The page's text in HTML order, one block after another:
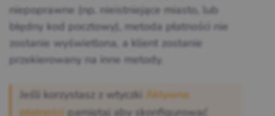
niepoprawne (np. nieistniejące miasto, lub
błędny kod pocztowy), metoda płatności nie
zostanie wyświetlona, a klient zostanie
przekierowany na inne metody.
Jeśli korzystasz z wtyczki Aktywne
płatności pamiętaj aby skonfigurować